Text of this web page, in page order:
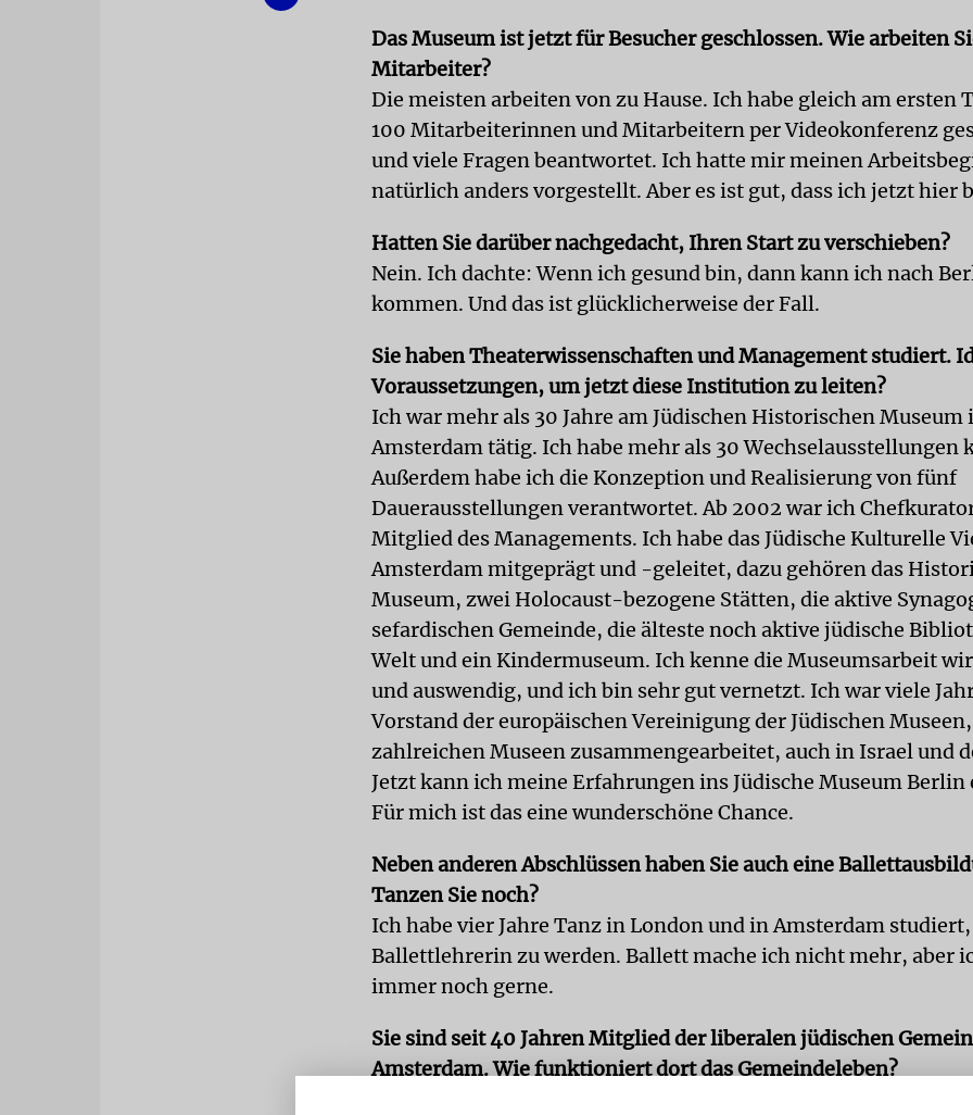
Das Museum ist jetzt für Besucher geschlossen. Wie arbeiten
Mitarbeiter?
Die meisten arbeiten von zu Hause. Ich habe gleich am ersten
100 Mitarbeiterinnen und Mitarbeitern per Videokonferenz
und viele Fragen beantwortet. Ich hatte mir meinen
natürlich anders vorgestellt. Aber es ist gut, dass ich jetzt hier
Hatten Sie darüber nachgedacht, Ihren Start zu verschieben?
Nein. Ich dachte: Wenn ich gesund bin, dann kann ich nach
kommen. Und das ist glücklicherweise der Fall.
Sie haben Theaterwissenschaften und Management studiert.
Voraussetzungen, um jetzt diese Institution zu leiten?
Ich war mehr als 30 Jahre am Jüdischen Historischen Museum
Amsterdam tätig. Ich habe mehr als 30 Wechselausstellungen
Außerdem habe ich die Konzeption und Realisierung von fünf
Dauerausstellungen verantwortet. Ab 2002 war ich
Mitglied des Managements. Ich habe das Jüdische Kulturelle
Amsterdam mitgeprägt und -geleitet, dazu gehören das
Museum, zwei Ho­locaust-bezogene Stätten, die aktive
sefardischen Gemeinde, die älteste noch aktive jüdische
Welt und ein Kindermuseum. Ich kenne die Museumsarbeit
und auswendig, und ich bin sehr gut vernetzt. Ich war viele
Vorstand der europäischen Vereinigung der Jüdischen
zahlreichen Museen zusammengearbeitet, auch in Israel und
Jetzt kann ich meine Erfahrungen ins Jüdische Museum
Für mich ist das eine wunderschöne Chance.
Neben anderen Abschlüssen haben Sie auch eine
Tanzen Sie noch?
Ich habe vier Jahre Tanz in London und in Amsterdam
Ballettlehrerin zu werden. Ballett mache ich nicht mehr, aber
immer noch gerne.
Sie sind seit 40 Jahren Mitglied der liberalen jüdischen
Amsterdam. Wie funktioniert dort das Gemeindeleben?